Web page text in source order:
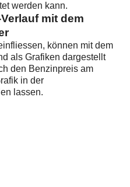
werden kann.
mit dem
können mit dem
als Grafiken dargestellt
den Benzinpreis am
in der
lassen.